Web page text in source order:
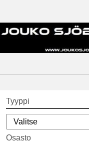
Tyyppi
Osasto